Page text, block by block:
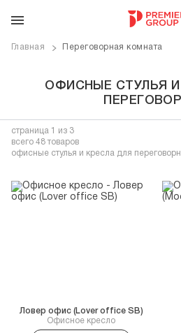
Главная Переговорная комната
ОФИСНЫЕ СТУЛЬЯ
страница 1
из 3
всего 48 товаров
офисные стулья и кресла для
Офисное кресло
Ловер офис (Lover office SB)